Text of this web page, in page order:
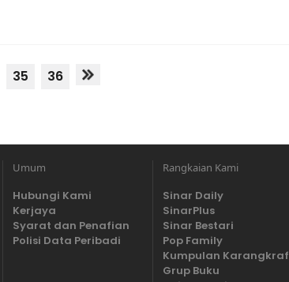
35 36
Umum
Hubungi Kami
Kerjaya
Syarat dan Penafian
Polisi Data Peribadi
Rangkaian Kami
Sinar Daily
SinarPlus
Sinar Bestari
Pop Family
Kumpulan Karangkraf
Grup Buku